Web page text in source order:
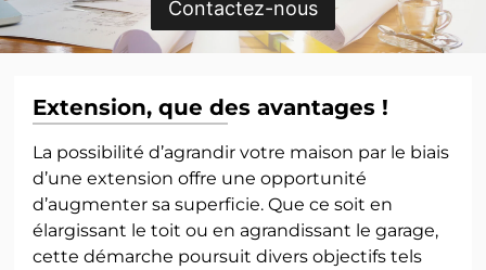
Contactez-nous
Extension, que des avantages !
La possibilité d’agrandir votre maison par le biais
d’une extension offre une opportunité
d’augmenter sa superficie. Que ce soit en
élargissant le toit ou en agrandissant le garage,
cette démarche poursuit divers objectifs tels